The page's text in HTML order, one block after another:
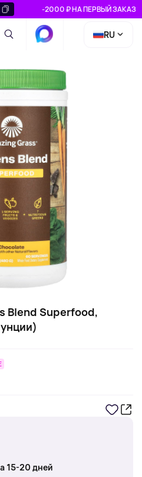
-2000 ₽ НА ПЕРВЫЙ ЗАКАЗ
RU
Blend Superfood,
15-20 дней